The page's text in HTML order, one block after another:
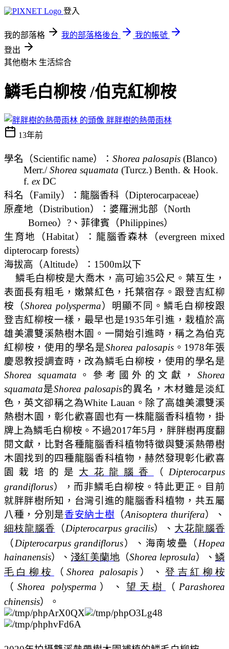
登入
我的部落格 我的部落格後台
我的帳號
登出
其他樹木 生活綜合
鱗毛白柳桉 /伯克紅柳桉
胖胖樹的熱帶雨林
13年前
學名 （Scientific name） ： Shorea palosapis (Blanco)
Merr./Shorea squamata (Turcz.) Benth. & Hook.
f. exDC
科名 （Family） ：龍腦香科（Dipterocarpaceae）
原產地 （Distribution） ：婆羅洲北部 （North
Borneo）? 、菲律賓 （Philippines）
生育地
（Habitat） ：龍腦香森林（evergreen mixed
dipterocarp forests）
海拔高 （Altitude） ： 1500m以下
鱗毛白柳桉是大喬木，高可逾35公尺。葉互生，
表面長有粗毛，嫩葉紅色，托葉宿存。跟登吉紅柳
桉（Shorea polysperma）明顯不同。鱗毛白柳桉跟
登吉紅柳桉一樣，最早也是1935年引進，栽植於高
雄美濃雙溪熱樹木園。一開始引進時，稱之為伯克
紅柳桉，使用的學名是Shorea palosapis。 1978年張
慶恩教授調查時，改為鱗毛白柳桉，使用的學名是
Shorea squamata 。參考國外的文獻，Shorea
squamata是Shorea palosapis的異名，木材雖是淡紅
色，英文卻稱之為White Lauan 。除了高雄美濃雙溪
熱樹木園，彰化歡喜園也有一株龍腦香科植物，掛
牌上為鱗毛白柳桉。不過2017年5月，胖胖樹再度翻
閱文獻，比對各種龍腦香科植物特徵與雙溪熱帶樹
木園找到的四種龍腦香科植物，赫然發現彰化歡喜
園栽培的是 大花龍腦香 （ Dipterocarpus
grandiflorus） ，而非鱗毛白柳桉。特此更正。 目前
就胖胖樹所知，台灣引進的龍腦香科植物，共五屬
八種，分別是香安納士樹 （Anisoptera thurifera）、
細枝龍腦香 （Dipterocarpus gracilis）、 大花龍腦香
（ Dipterocarpus grandiflorus）、海南坡壘（ Hopea
hainanensis）、淺紅美蘭地（Shorea leprosula）、鱗
毛白柳桉
（Shorea palosapis）、登吉紅柳桉
（ Shorea polysperma ）、 望天樹 （ Parashorea
chinensis） 。